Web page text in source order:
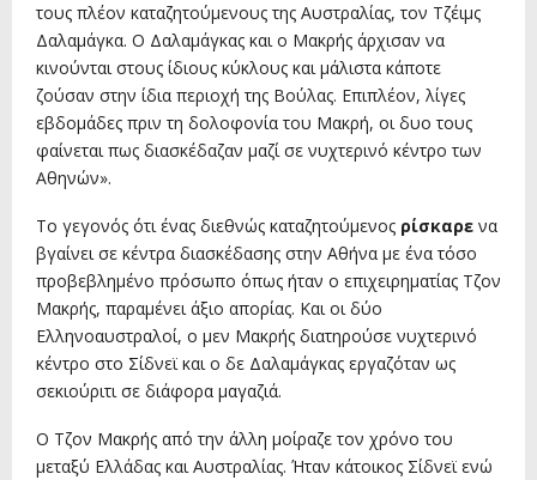
τους πλέον καταζητούμενους της Αυστραλίας, τον Τζέιμς
Δαλαμάγκα. Ο Δαλαμάγκας και ο Μακρής άρχισαν να
κινούνται στους ίδιους κύκλους και μάλιστα κάποτε
ζούσαν στην ίδια περιοχή της Βούλας. Επιπλέον, λίγες
εβδομάδες πριν τη δολοφονία του Μακρή, οι δυο τους
φαίνεται πως διασκέδαζαν μαζί σε νυχτερινό κέντρο των
Αθηνών».
Το γεγονός ότι ένας διεθνώς καταζητούμενος ρίσκαρε να
βγαίνει σε κέντρα διασκέδασης στην Αθήνα με ένα τόσο
προβεβλημένο πρόσωπο όπως ήταν ο επιχειρηματίας Τζον
Μακρής, παραμένει άξιο απορίας. Και οι δύο
Ελληνοαυστραλοί, ο μεν Μακρής διατηρούσε νυχτερινό
κέντρο στο Σίδνεϊ και ο δε Δαλαμάγκας εργαζόταν ως
σεκιούριτι σε διάφορα μαγαζιά.
Ο Τζον Μακρής από την άλλη μοίραζε τον χρόνο του
μεταξύ Ελλάδας και Αυστραλίας. Ήταν κάτοικος Σίδνεϊ ενώ